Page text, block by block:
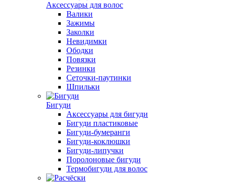
Аксессуары для волос
Валики
Зажимы
Заколки
Невидимки
Ободки
Повязки
Резинки
Сеточки-паутинки
Шпильки
Бигуди
Аксессуары для бигуди
Бигуди пластиковые
Бигуди-бумеранги
Бигуди-коклюшки
Бигуди-липучки
Поролоновые бигуди
Термобигуди для волос